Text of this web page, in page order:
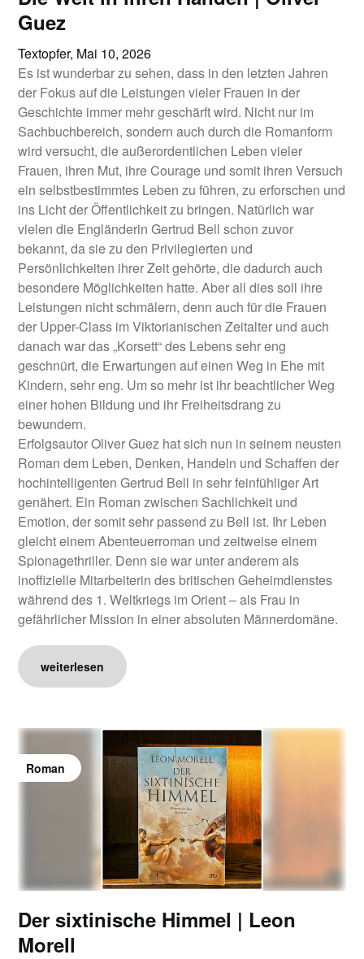
Guez
Textopfer, Mai 10, 2026
Es ist wunderbar zu sehen, dass in den letzten Jahren
der Fokus auf die Leistungen vieler Frauen in der
Geschichte immer mehr geschärft wird. Nicht nur im
Sachbuchbereich, sondern auch durch die Romanform
wird versucht, die außerordentlichen Leben vieler
Frauen, ihren Mut, ihre Courage und somit ihren Versuch
ein selbstbestimmtes Leben zu führen, zu erforschen und
ins Licht der Öffentlichkeit zu bringen. Natürlich war
vielen die Engländerin Gertrud Bell schon zuvor
bekannt, da sie zu den Privilegierten und
Persönlichkeiten ihrer Zeit gehörte, die dadurch auch
besondere Möglichkeiten hatte. Aber all dies soll ihre
Leistungen nicht schmälern, denn auch für die Frauen
der Upper-Class im Viktorianischen Zeitalter und auch
danach war das „Korsett“ des Lebens sehr eng
geschnürt, die Erwartungen auf einen Weg in Ehe mit
Kindern, sehr eng. Um so mehr ist ihr beachtlicher Weg
einer hohen Bildung und ihr Freiheitsdrang zu
bewundern.
Erfolgsautor Oliver Guez hat sich nun in seinem neusten
Roman dem Leben, Denken, Handeln und Schaffen der
hochintelligenten Gertrud Bell in sehr feinfühliger Art
genähert. Ein Roman zwischen Sachlichkeit und
Emotion, der somit sehr passend zu Bell ist. Ihr Leben
gleicht einem Abenteuerroman und zeitweise einem
Spionagethriller. Denn sie war unter anderem als
inoffizielle Mitarbeiterin des britischen Geheimdienstes
während des 1. Weltkriegs im Orient – als Frau in
gefährlicher Mission in einer absoluten Männerdomäne.
weiterlesen
Roman
Der sixtinische Himmel | Leon
Morell